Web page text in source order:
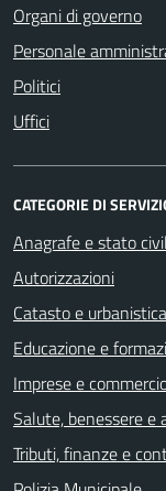
Organi di governo
Personale
Politici
Uffici
CATEGORIE DI
Anagrafe e stato
Autorizzazioni
Catasto e urbanistica
Educazione e
Imprese e
Salute, benessere e
Tributi, finanze e